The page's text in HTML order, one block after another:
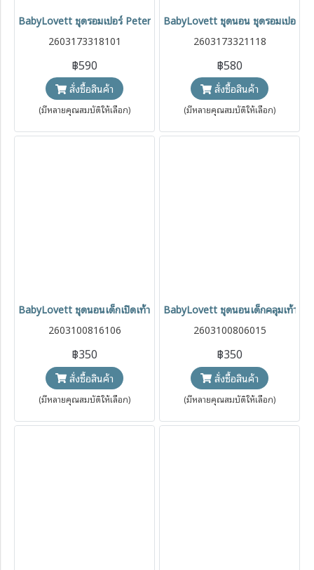
BabyLovett ชุดรอมเปอร์ Peter Rabbit™ ผ้านุ่มสบาย สำหรับเด็ก
2603173318101
฿590
สั่งซื้อสินค้า
(มีหลายคุณสมบัติให้เลือก)
BabyLovett ชุดนอน ชุดรอมเปอร์
2603173321118
฿580
สั่งซื้อสินค้า
(มีหลายคุณสมบัติให้เลือก)
BabyLovett ชุดนอนเด็กเปิดเท้า Breakfast Collection ซิปคู่ Two-
2603100816106
฿350
สั่งซื้อสินค้า
(มีหลายคุณสมบัติให้เลือก)
BabyLovett ชุดนอนเด็กคลุมเท้า
2603100806015
฿350
สั่งซื้อสินค้า
(มีหลายคุณสมบัติให้เลือก)